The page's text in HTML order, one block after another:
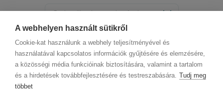
A webhelyen használt sütikről
Cookie-kat használunk a webhely teljesítményével és
használatával kapcsolatos információk gyűjtésére és elemzésére,
a közösségi média funkcióinak biztosítására, valamint a tartalom
és a hirdetések továbbfejlesztésére és testreszabására. Tudj meg
többet
Szakterületek vagy oktatások
Válassz szolgáltatást